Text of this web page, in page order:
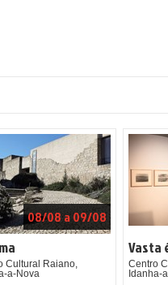
08/08 a 09/08
Cultural Raiano,
a-Nova
Vasta
Centro
Idanha-